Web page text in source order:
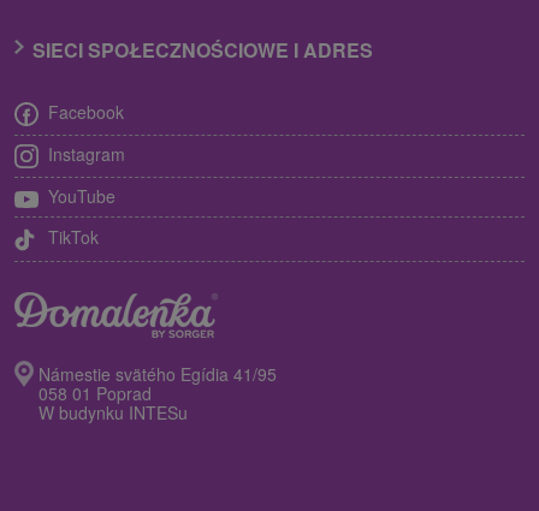
SIECI SPOŁECZNOŚCIOWE I ADRES
Facebook
Instagram
YouTube
TikTok
Námestie svätého Egídia 41/95
058 01 Poprad
W budynku INTESu